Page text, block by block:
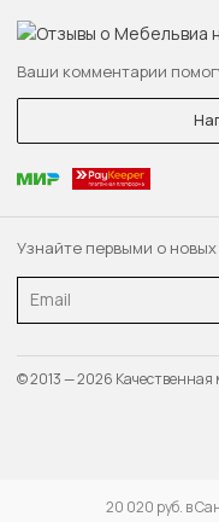
20 020 руб. в
Узнайте первыми о
Email
Ваши комментарии
© 2013 — 2026 Качественная